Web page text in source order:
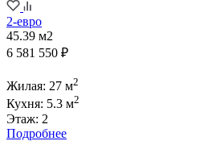
2-евро
45.39 м2
6 581 550 ₽
Жилая: 27 м2
Кухня: 5.3 м2
Этаж: 2
Подробнее